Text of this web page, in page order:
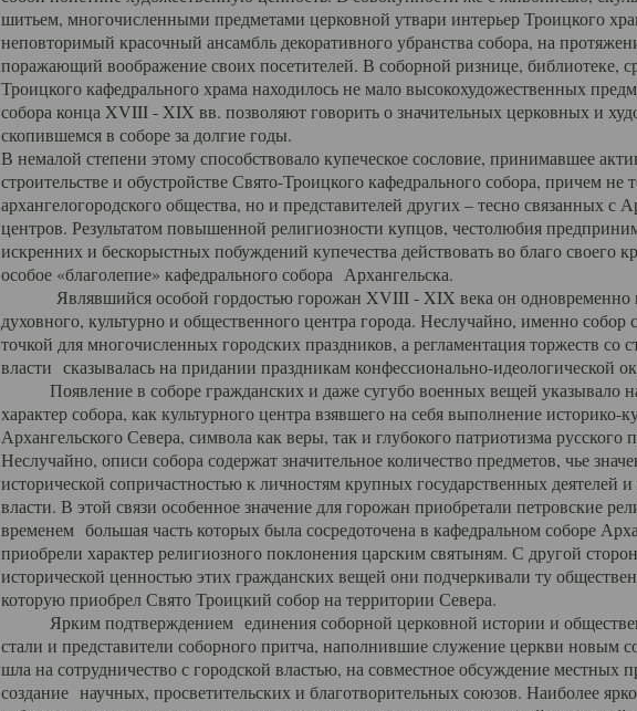
шитьем, многочисленными предметами церковной утвари интерьер Троицкого
неповторимый красочный ансамбль декоративного убранства собора, на
поражающий воображение своих посетителей. В соборной ризнице, библиотеке,
Троицкого кафедрального храма находилось не мало высокохудожественных
собора конца XVIII - XIX вв. позволяют говорить о значительных церковных и
скопившемся в соборе за долгие годы.
В немалой степени этому способствовало купеческое сословие, принимавшее
строительстве и обустройстве Свято-Троицкого кафедрального собора, причем не
архангелогородского общества, но и представителей других – тесно связанных с
центров. Результатом повышенной религиозности купцов, честолюбия
искренних и бескорыстных побуждений купечества действовать во благо своего
особое «благолепие» кафедрального собора Архангельска.
Являвшийся особой гордостью горожан XVIII - XIX века он одновременно
духовного, культурно и общественного центра города. Неслучайно, именно собор
точкой для многочисленных городских праздников, а регламентация торжеств со
власти сказывалась на придании праздникам конфессионально-идеологической
Появление в соборе гражданских и даже сугубо военных вещей указывало
характер собора, как культурного центра взявшего на себя выполнение историко-
Архангельского Севера, символа как веры, так и глубокого патриотизма русского
Неслучайно, описи собора содержат значительное количество предметов, чье
исторической сопричастностью к личностям крупных государственных деятелей
власти. В этой связи особенное значение для горожан приобретали петровские
временем большая часть которых была сосредоточена в кафедральном соборе
приобрели характер религиозного поклонения царским святыням. С другой
исторической ценностью этих гражданских вещей они подчеркивали ту
которую приобрел Свято Троицкий собор на территории Севера.
Ярким подтверждением единения соборной церковной истории и
стали и представители соборного притча, наполнившие служение церкви новым
шла на сотрудничество с городской властью, на совместное обсуждение местных
создание научных, просветительских и благотворительных союзов. Наиболее